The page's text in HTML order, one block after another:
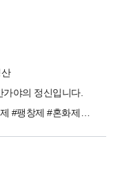
야의 정신입니다.